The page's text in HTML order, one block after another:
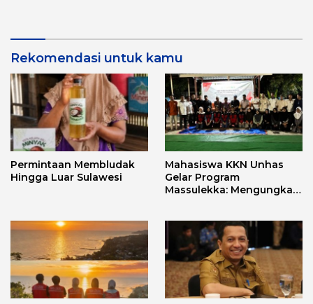
Rekomendasi untuk kamu
Permintaan Membludak
Hingga Luar Sulawesi
Mahasiswa KKN Unhas
Gelar Program
Massulekka: Mengungkap